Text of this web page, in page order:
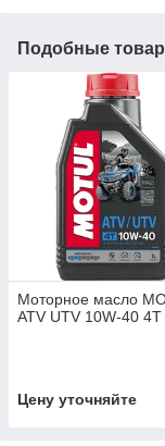
Подобные
Моторное масло
ATV UTV 10W-40
Цену уточняйте